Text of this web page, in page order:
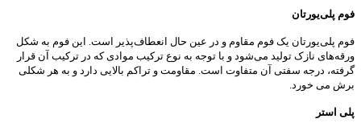
فوم پلی‌یورتان
فوم پلی‌یورتان یک فوم مقاوم و در عین حال انعطاف‌پذیر است. این فوم به شکل
ورقه‌های نازک تولید می‌شود و با توجه به نوع ترکیب موادی که در ترکیب آن قرار
گرفته، درجه سفتی آن متفاوت است. مقاومت و تراکم بالایی دارد و به هر شکلی
برش می خورد.
پلی‌ استر